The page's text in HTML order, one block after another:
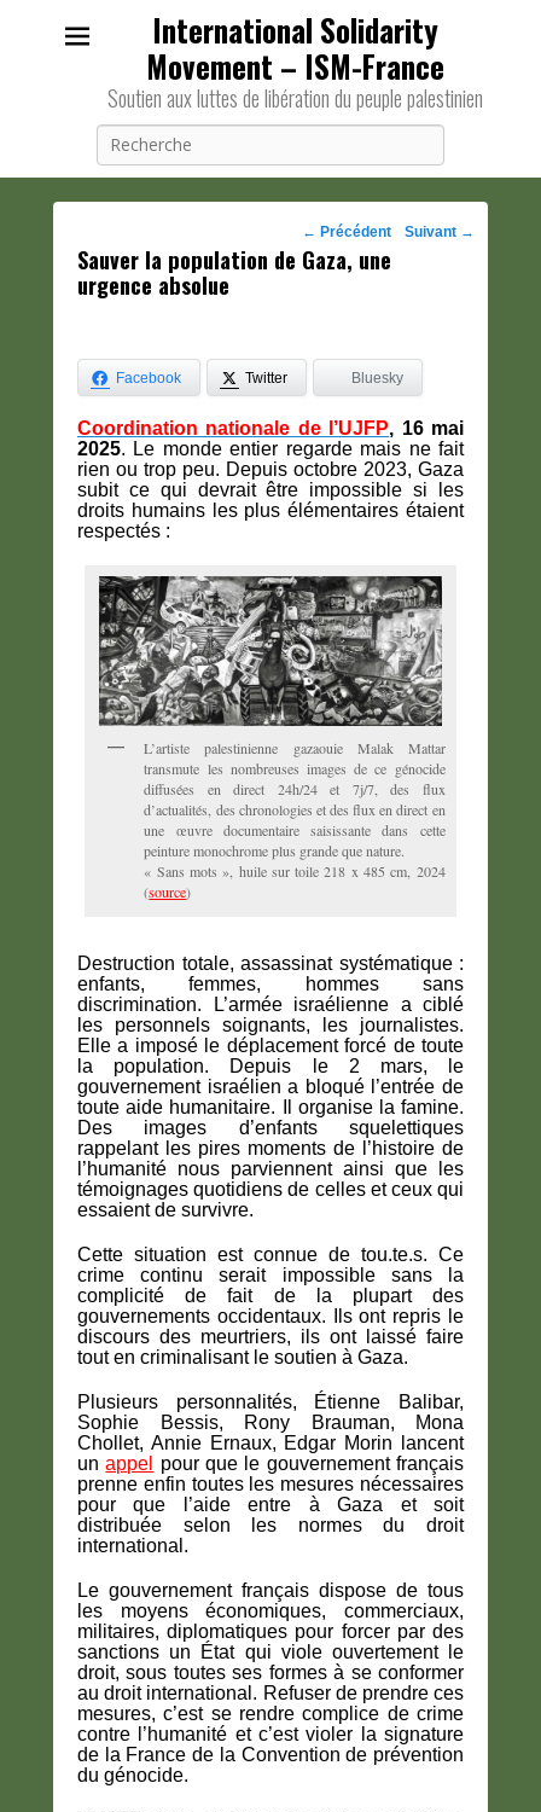
International Solidarity
Movement – ISM-France
Soutien aux luttes de libération du peuple palestinien
Navigation
des
← Précédent Suivant →
Sauver la population de Gaza, une
urgence absolue
Facebook Twitter Bluesky
Coordination nationale de l’UJFP, 16 mai
2025. Le monde entier regarde mais ne fait
rien ou trop peu. Depuis octobre 2023, Gaza
subit ce qui devrait être impossible si les
droits humains les plus élémentaires étaient
respectés :
L’artiste palestinienne gazaouie Malak Mattar
transmute les nombreuses images de ce génocide
diffusées en direct 24h/24 et 7j/7, des flux
d’actualités, des chronologies et des flux en direct en
une œuvre documentaire saisissante dans cette
peinture monochrome plus grande que nature.
« Sans mots », huile sur toile 218 x 485 cm, 2024
(source)
Destruction totale, assassinat systématique :
enfants, femmes, hommes sans
discrimination. L’armée israélienne a ciblé
les personnels soignants, les journalistes.
Elle a imposé le déplacement forcé de toute
la population. Depuis le 2 mars, le
gouvernement israélien a bloqué l’entrée de
toute aide humanitaire. Il organise la famine.
Des images d’enfants squelettiques
rappelant les pires moments de l’histoire de
l’humanité nous parviennent ainsi que les
témoignages quotidiens de celles et ceux qui
essaient de survivre.
Cette situation est connue de tou.te.s. Ce
crime continu serait impossible sans la
complicité de fait de la plupart des
gouvernements occidentaux. Ils ont repris le
discours des meurtriers, ils ont laissé faire
tout en criminalisant le soutien à Gaza.
Plusieurs personnalités, Étienne Balibar,
Sophie Bessis, Rony Brauman, Mona
Chollet, Annie Ernaux, Edgar Morin lancent
unappel
pour que le gouvernement français
prenne enfin toutes les mesures nécessaires
pour que l’aide entre à Gaza et soit
distribuée selon les normes du droit
international.
Le gouvernement français dispose de tous
les moyens économiques, commerciaux,
militaires, diplomatiques pour forcer par des
sanctions un État qui viole ouvertement le
droit, sous toutes ses formes à se conformer
au droit international. Refuser de prendre ces
mesures, c’est se rendre complice de crime
contre l’humanité et c’est violer la signature
de la France de la Convention de prévention
du génocide.